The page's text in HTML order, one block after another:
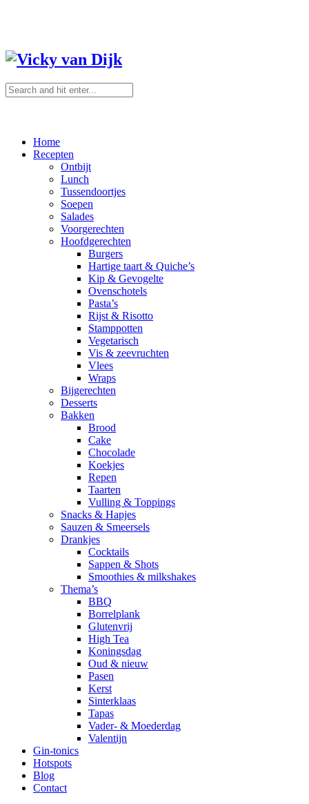
Home
Recepten
Ontbijt
Lunch
Tussendoortjes
Soepen
Salades
Voorgerechten
Hoofdgerechten
Burgers
Hartige taart & Quiche’s
Kip & Gevogelte
Ovenschotels
Pasta’s
Rijst & Risotto
Stamppotten
Vegetarisch
Vis & zeevruchten
Vlees
Wraps
Bijgerechten
Desserts
Bakken
Brood
Cake
Chocolade
Koekjes
Repen
Taarten
Vulling & Toppings
Snacks & Hapjes
Sauzen & Smeersels
Drankjes
Cocktails
Sappen & Shots
Smoothies & milkshakes
Thema’s
BBQ
Borrelplank
Glutenvrij
High Tea
Koningsdag
Oud & nieuw
Pasen
Kerst
Sinterklaas
Tapas
Vader- & Moederdag
Valentijn
Gin-tonics
Hotspots
Blog
Contact